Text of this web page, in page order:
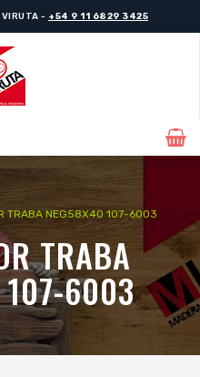
VIRUTA - +54 9 11 6829 3425
TRABA NEG58X40 107-6003
TRABA
107-6003